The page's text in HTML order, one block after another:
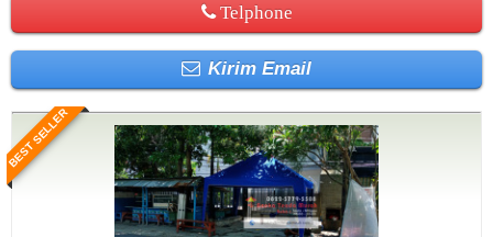
Telphone
Kirim Email
BEST SELLER